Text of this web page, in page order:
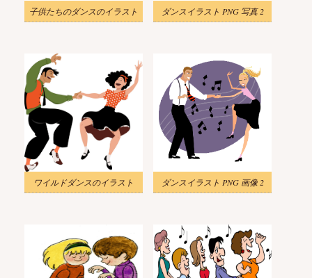
子供たちのダンスのイラスト ダンスイラスト PNG 写真 2
ワイルドダンスのイラスト ダンスイラスト PNG 画像 2